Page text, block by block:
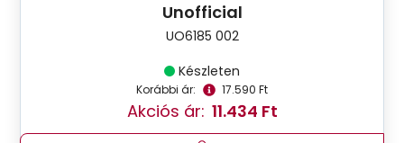
Unofficial
UO6185 002
Készleten
Korábbi ár: 17.590 Ft
Akciós ár: 11.434 Ft